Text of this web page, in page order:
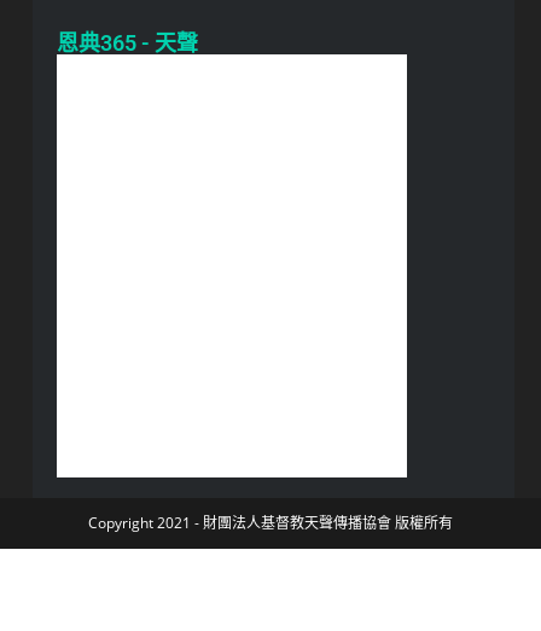
恩典365 - 天聲
Copyright 2021 - 財團法人基督教天聲傳播協會 版權所有